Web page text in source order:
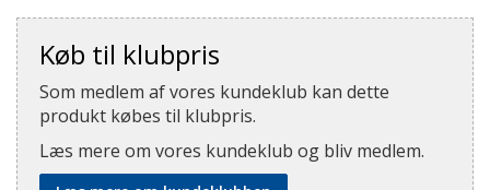
Køb til klubpris
Som medlem af vores kundeklub kan dette
produkt købes til klubpris.
Læs mere om vores kundeklub og bliv medlem.